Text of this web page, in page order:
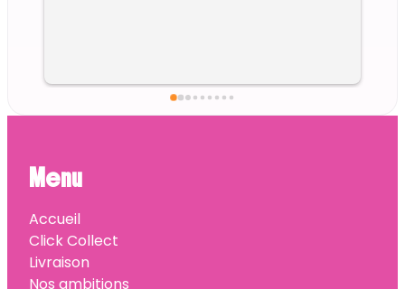
Menu
Accueil
Click Collect
Livraison
Nos ambitions